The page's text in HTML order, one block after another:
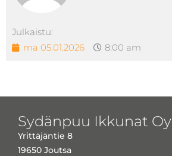
Julkaistu:
ma 05.01.2026
8:00 am
Sydänpuu Ikkunat Oy
Yrittäjäntie 8
19650 Joutsa